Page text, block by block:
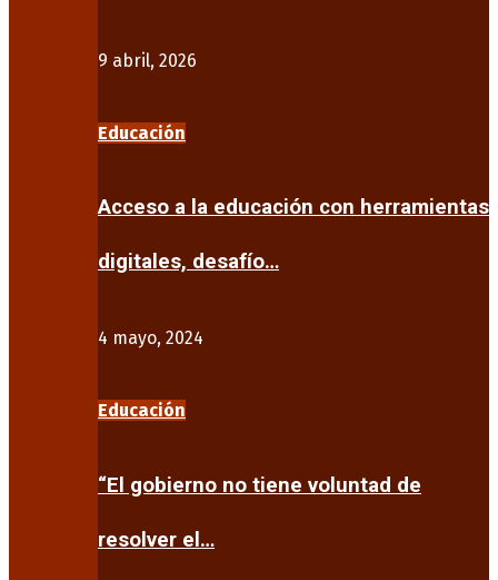
9 abril, 2026
Educación
Acceso a la educación con herramientas
digitales, desafío…
4 mayo, 2024
Educación
“El gobierno no tiene voluntad de
resolver el…